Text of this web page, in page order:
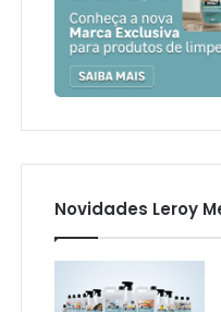
Novidades Leroy